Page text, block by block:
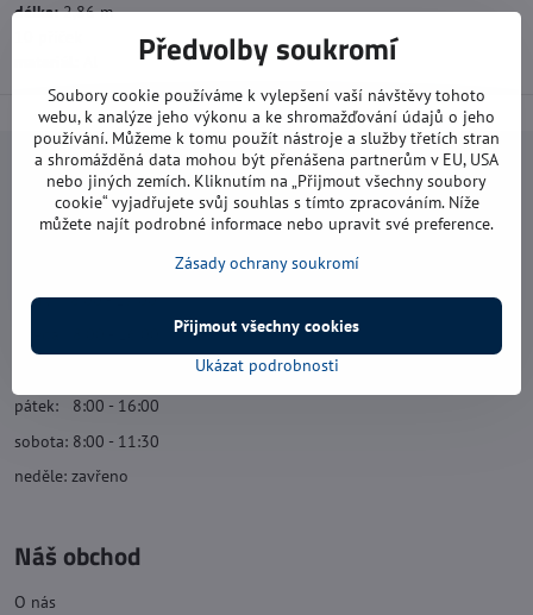
délka:2,86 m
Navštivte nás
Otevírací doba:
úterý: 8:00 - 17:00
pátek: 8:00 - 16:00
sobota: 8:00 - 11:30
neděle: zavřeno
Náš obchod
O nás
Předvolby soukromí
Soubory cookie používáme k vylepšení vaší návštěvy tohoto
webu, k analýze jeho výkonu a ke shromažďování údajů o jeho
používání. Můžeme k tomu použít nástroje a služby třetích stran
a shromážděná data mohou být přenášena partnerům v EU, USA
nebo jiných zemích. Kliknutím na „Přijmout všechny soubory
cookie“ vyjadřujete svůj souhlas s tímto zpracováním. Níže
můžete najít podrobné informace nebo upravit své preference.
Zásady ochrany soukromí
Ukázat podrobnosti
Přijmout všechny cookies